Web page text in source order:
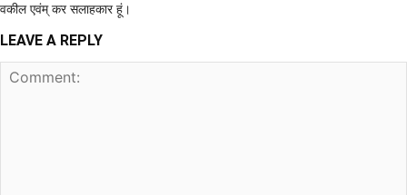
वकील एवंम् कर सलाहकार हूं।
LEAVE A REPLY